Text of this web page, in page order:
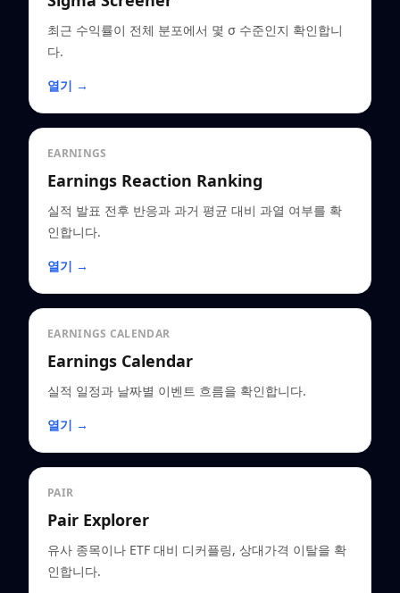
최근 수익률이 전체 분포에서 몇 σ 수준인지 확인합니
다.
열기 →
EARNINGS
Earnings Reaction Ranking
실적 발표 전후 반응과 과거 평균 대비 과열 여부를 확
인합니다.
열기 →
EARNINGS CALENDAR
Earnings Calendar
실적 일정과 날짜별 이벤트 흐름을 확인합니다.
열기 →
PAIR
Pair Explorer
유사 종목이나 ETF 대비 디커플링, 상대가격 이탈을 확
인합니다.